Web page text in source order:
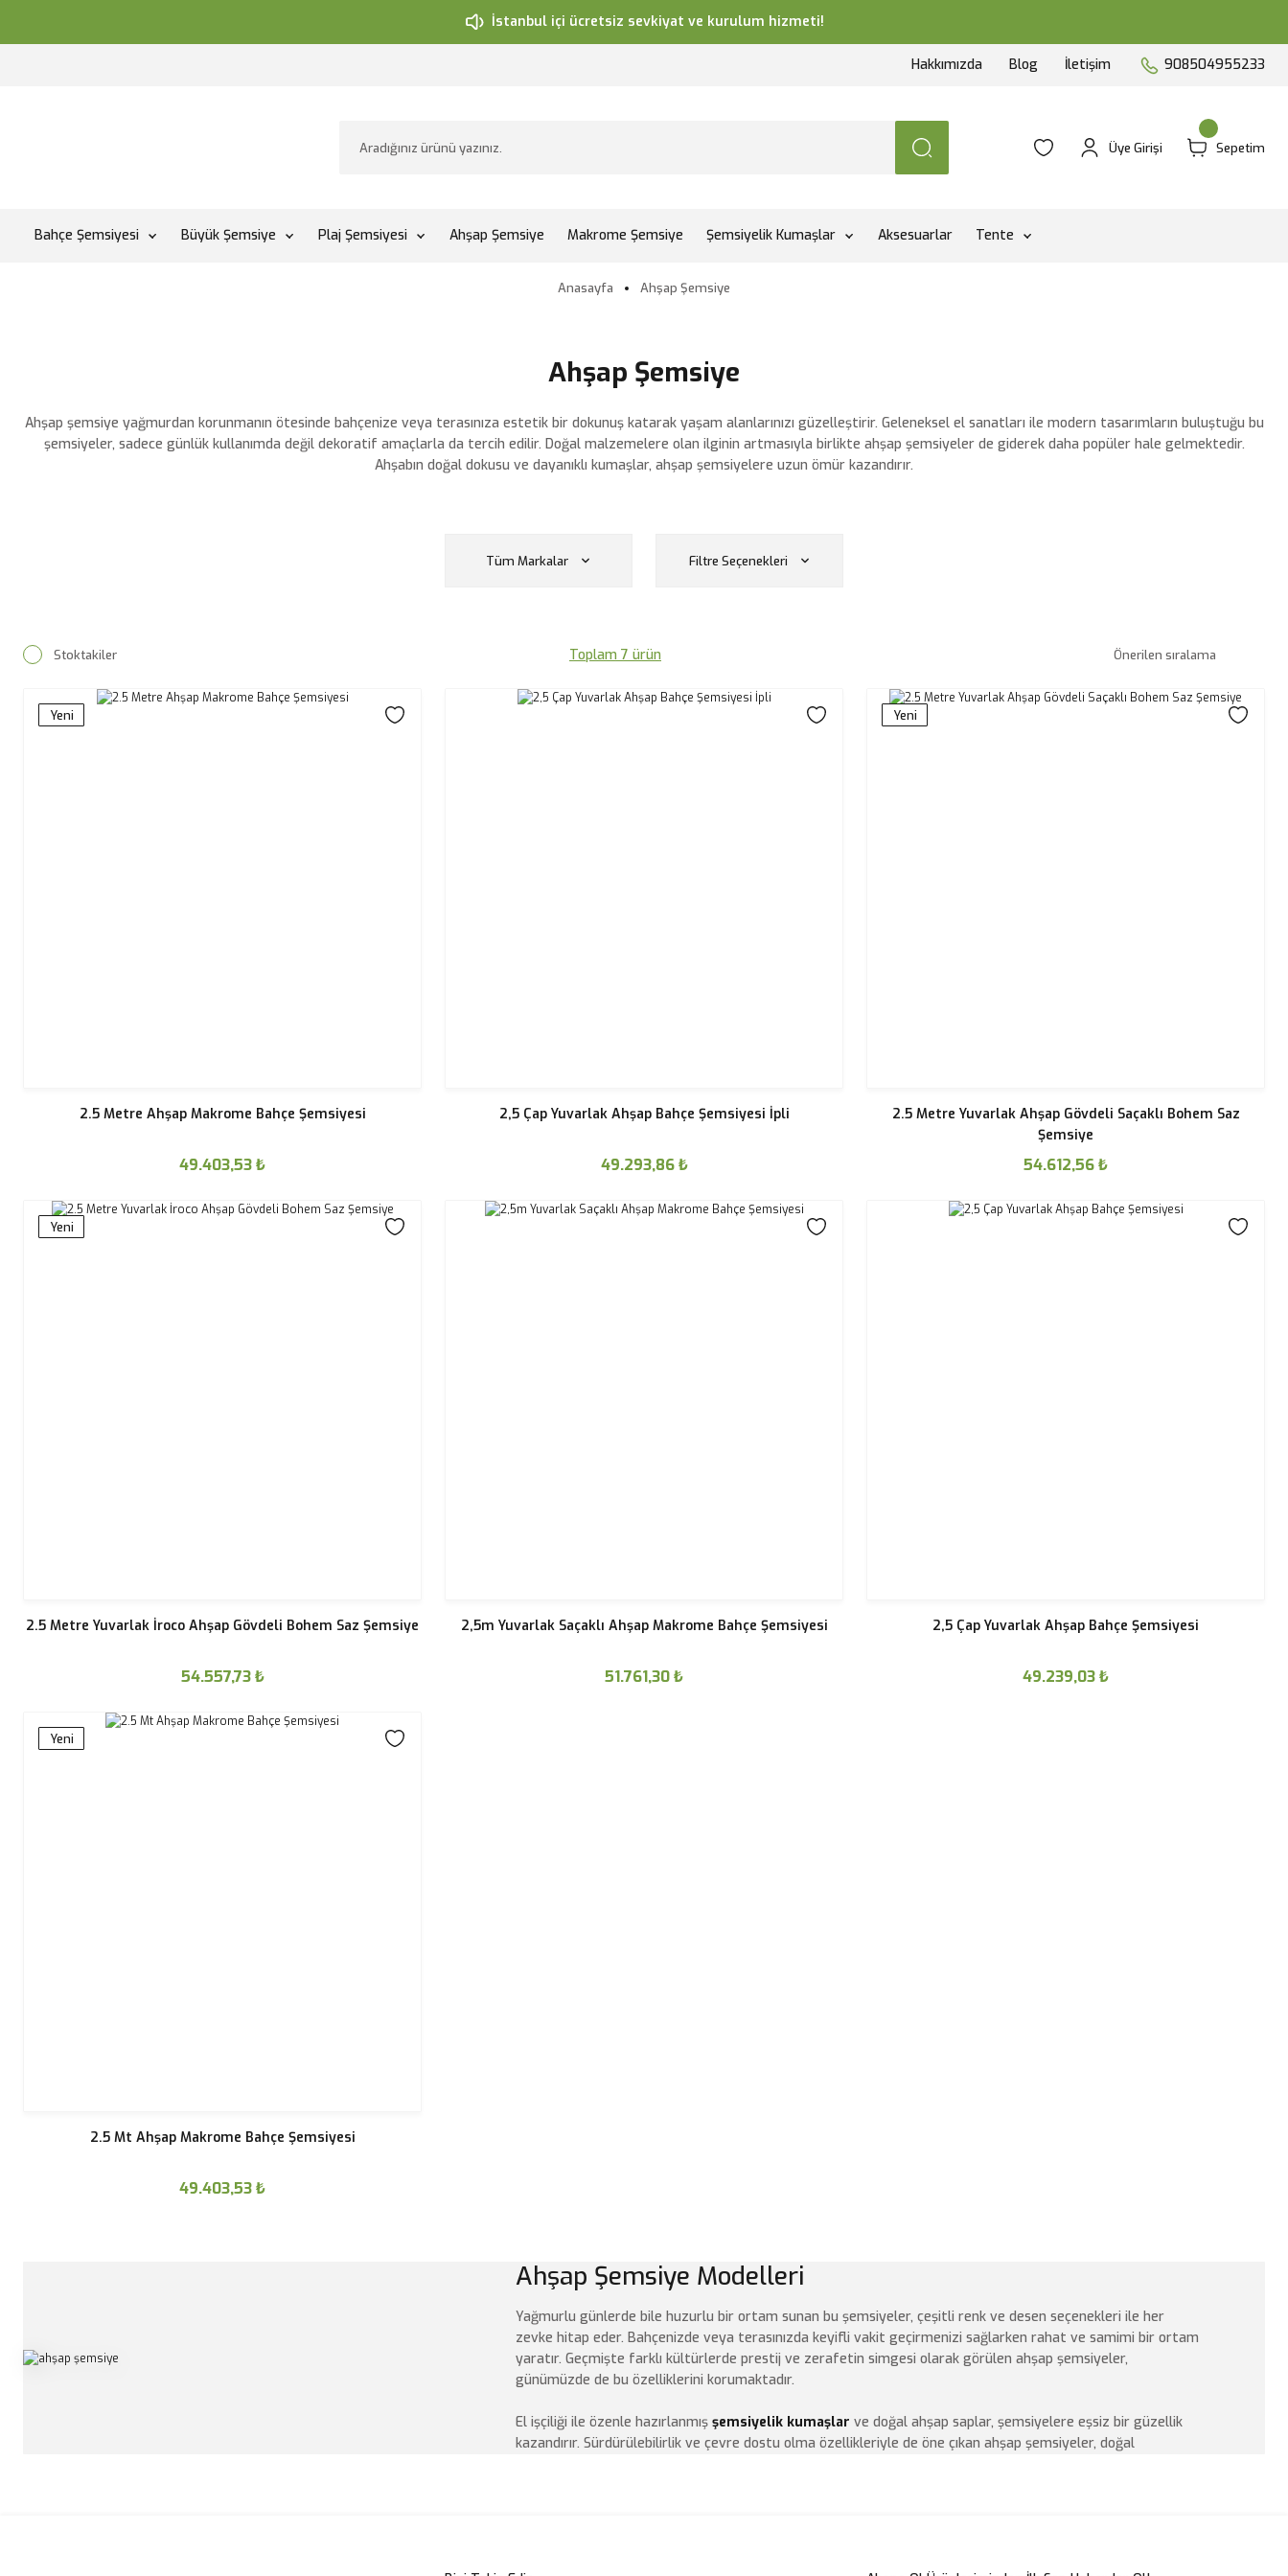
İstanbul içi ücretsiz sevkiyat ve kurulum hizmeti!
Hakkımızda Blog İletişim 908504955233
Üye Girişi Sepetim
Bahçe Şemsiyesi Büyük Şemsiye Plaj Şemsiyesi Ahşap Şemsiye Makrome Şemsiye Şemsiyelik Kumaşlar Aksesuarlar Tente
Anasayfa Ahşap Şemsiye
Ahşap Şemsiye
Ahşap şemsiye yağmurdan korunmanın ötesinde bahçenize veya terasınıza estetik bir dokunuş katarak yaşam alanlarınızı güzelleştirir. Geleneksel el sanatları ile modern tasarımların buluştuğu bu
şemsiyeler, sadece günlük kullanımda değil dekoratif amaçlarla da tercih edilir. Doğal malzemelere olan ilginin artmasıyla birlikte ahşap şemsiyeler de giderek daha popüler hale gelmektedir.
Ahşabın doğal dokusu ve dayanıklı kumaşlar, ahşap şemsiyelere uzun ömür kazandırır.
Tüm Markalar Filtre Seçenekleri
Stoktakiler Toplam 7 ürün
Yeni
2.5 Metre Ahşap Makrome Bahçe Şemsiyesi
49.403,53₺
2,5 Çap Yuvarlak Ahşap Bahçe Şemsiyesi İpli
49.293,86₺
Yeni
2.5 Metre Yuvarlak Ahşap Gövdeli Saçaklı Bohem Saz
Şemsiye
54.612,56₺
Yeni
2.5 Metre Yuvarlak İroco Ahşap Gövdeli Bohem Saz Şemsiye
54.557,73₺
2,5m Yuvarlak Saçaklı Ahşap Makrome Bahçe Şemsiyesi
51.761,30₺
2,5 Çap Yuvarlak Ahşap Bahçe Şemsiyesi
49.239,03₺
Yeni
2.5 Mt Ahşap Makrome Bahçe Şemsiyesi
49.403,53₺
Ahşap Şemsiye Modelleri
Yağmurlu günlerde bile huzurlu bir ortam sunan bu şemsiyeler, çeşitli renk ve desen seçenekleri ile her
zevke hitap eder. Bahçenizde veya terasınızda keyifli vakit geçirmenizi sağlarken rahat ve samimi bir ortam
yaratır. Geçmişte farklı kültürlerde prestij ve zerafetin simgesi olarak görülen ahşap şemsiyeler,
günümüzde de bu özelliklerini korumaktadır.
El işçiliği ile özenle hazırlanmış şemsiyelik kumaşlar ve doğal ahşap saplar, şemsiyelere eşsiz bir güzellik
kazandırır. Sürdürülebilirlik ve çevre dostu olma özellikleriyle de öne çıkan ahşap şemsiyeler, doğal